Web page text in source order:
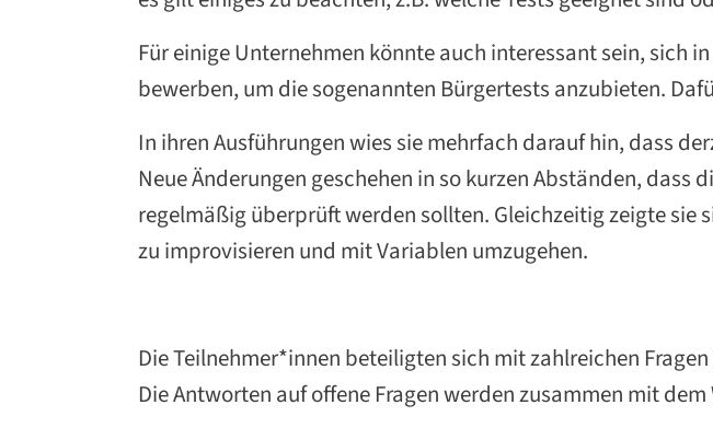
Für einige Unternehmen könnte auch interessant sein, sich
bewerben, um die sogenannten Bürgertests anzubieten.
In ihren Ausführungen wies sie mehrfach darauf hin, dass
Neue Änderungen geschehen in so kurzen Abständen,
regelmäßig überprüft werden sollten. Gleichzeitig zeigte
zu improvisieren und mit Variablen umzugehen.
Die Teilnehmer*innen beteiligten sich mit zahlreichen
Die Antworten auf offene Fragen werden zusammen mit